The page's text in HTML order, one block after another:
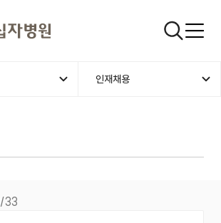
검색창
인재채용
/33